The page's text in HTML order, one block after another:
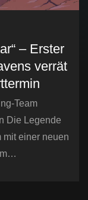
– Erster
verrät
Team
Die Legende
mit einer neuen